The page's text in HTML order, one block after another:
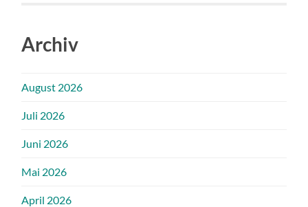
Archiv
August 2026
Juli 2026
Juni 2026
Mai 2026
April 2026